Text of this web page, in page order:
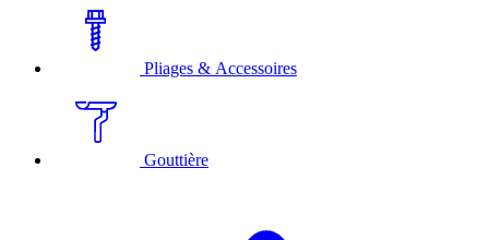
Pliages & Accessoires
Gouttière